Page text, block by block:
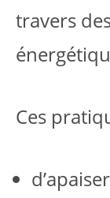
travers
Ces